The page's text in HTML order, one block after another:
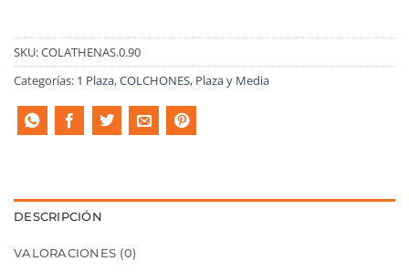
SKU:COLATHENAS.0.90
Categorías: 1 Plaza,COLCHONES, Plaza y Media
DESCRIPCIÓN
VALORACIONES (0)